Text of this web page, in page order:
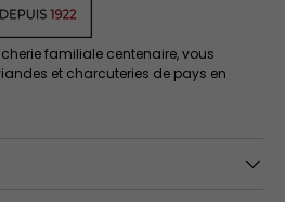
familiale centenaire, vous
et charcuteries de pays en